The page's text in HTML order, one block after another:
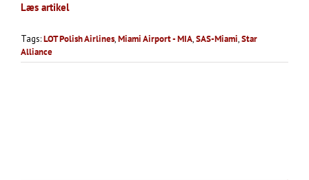
Læs artikel
Tags:LOT Polish Airlines,Miami Airport - MIA,SAS-Miami,Star
Alliance